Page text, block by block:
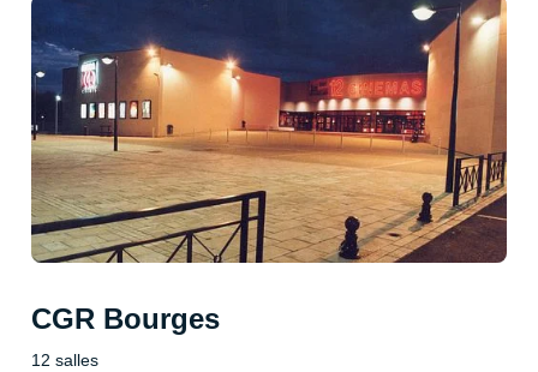
CGR Bourges
12 salles